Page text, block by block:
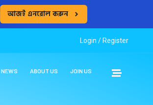
আজই এনরোল করুন
Login / Register
NEWS ABOUT US JOIN US